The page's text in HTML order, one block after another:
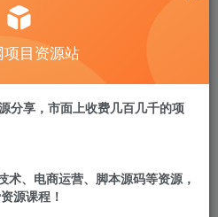
看
9.9
即购买
目资源站
分享，市面上收费几百几千的项
术、电商运营、脚本源码等资源，
源课程！